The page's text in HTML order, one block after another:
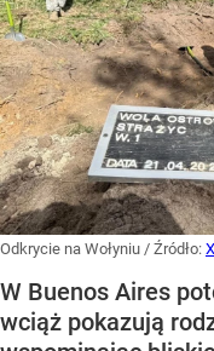
Odkrycie na Wołyniu / Źródło: X
W Buenos Aires
wciąż pokazują